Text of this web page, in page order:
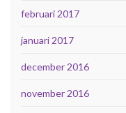
februari 2017
januari 2017
december 2016
november 2016